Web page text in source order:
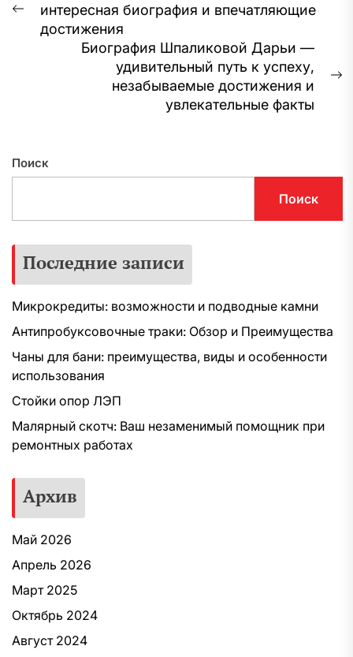
по
записям
Предыдущая
запись:
интересная биография и впечатляющие
достижения
Биография Шпаликовой Дарьи —
удивительный путь к успеху,
незабываемые достижения и
увлекательные факты
Поиск
Поиск
Последние записи
Микрокредиты: возможности и подводные камни
Антипробуксовочные траки: Обзор и Преимущества
Чаны для бани: преимущества, виды и особенности
использования
Стойки опор ЛЭП
Малярный скотч: Ваш незаменимый помощник при
ремонтных работах
Архив
Май 2026
Апрель 2026
Март 2025
Октябрь 2024
Август 2024